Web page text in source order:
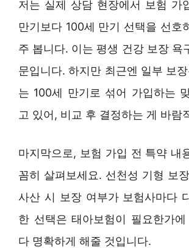
저는 실제 상담 현장에서 보험 가
만기보다 100세 만기 선택을 선호
주 봅니다. 이는 평생 건강 보장 욕
문입니다. 하지만 최근엔 일부 보
는 100세 만기로 섞어 가입하는
고 있어, 비교 후 결정하는 게 바람
마지막으로, 보험 가입 전 특약 내
꼼히 살펴보세요. 선천성 기형 보
사산 시 보장 여부가 보험사마다
한 선택은 태아보험이 필요한가
다 명확하게 해줄 것입니다.